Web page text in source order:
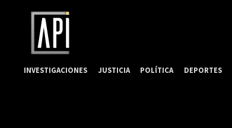
INVESTIGACIONES JUSTICIA POLÍTICA DEPORTES